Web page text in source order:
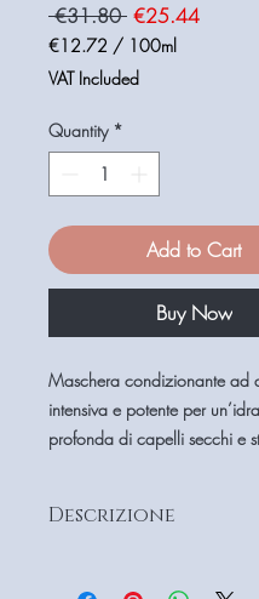
€31.80 Regular
Price
€25.44Sale
€12.72 / 100ml
€12.72
per
Milliliters
VAT Included
Quantity *
Add to Cart
Buy Now
Maschera condizionante ad
intensiva e potente per
profonda di capelli secchi e
Descrizione
e distribuire con un pettine.